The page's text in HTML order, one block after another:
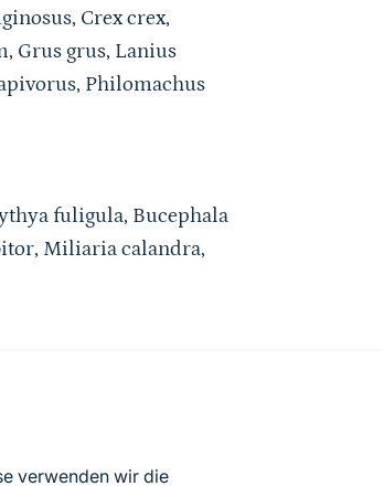
verwenden wir die
Crex crex,
Grus grus, Lanius
Philomachus
fuligula, Bucephala
Miliaria calandra,
(Stand: